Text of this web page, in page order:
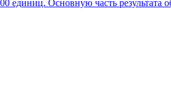
Основную часть